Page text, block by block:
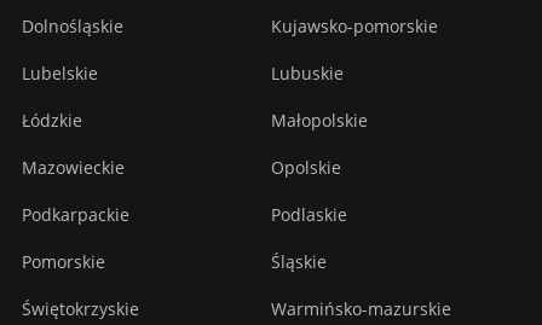
Dolnośląskie Kujawsko-pomorskie
Lubelskie Lubuskie
Łódzkie Małopolskie
Mazowieckie Opolskie
Podkarpackie Podlaskie
Pomorskie Śląskie
Świętokrzyskie Warmińsko-mazurskie